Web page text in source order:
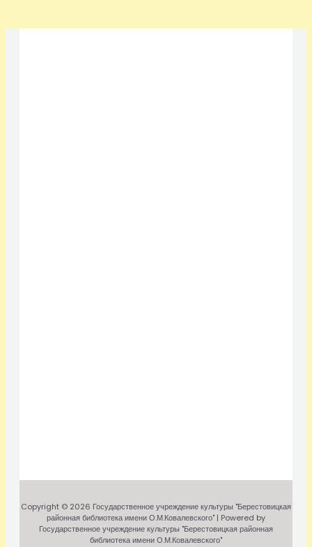
Copyright © 2026 Государственное учреждение культуры "Берестовицкая
районная библиотека имени О.М.Ковалевского" | Powered by
Государственное учреждение культуры "Берестовицкая районная
библиотека имени О.М.Ковалевского"